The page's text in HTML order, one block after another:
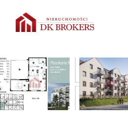
Main
Previous